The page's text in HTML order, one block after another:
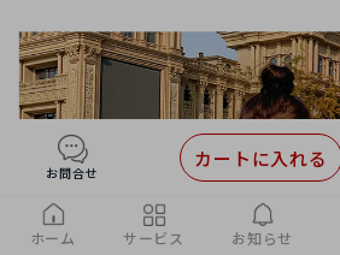
お問合せ
カートに入れる
ホーム サービス お知らせ